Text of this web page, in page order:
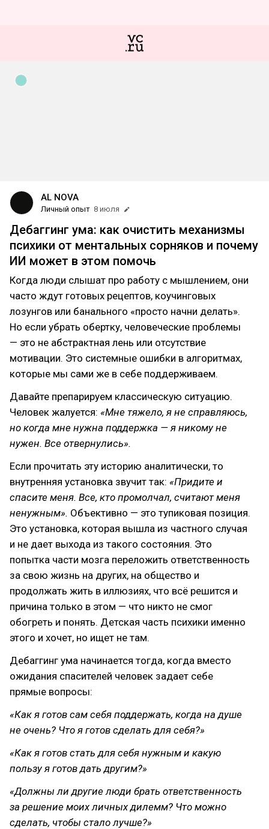
AL NOVA
Личный опыт 8 июля
Дебаггинг ума: как очистить механизмы
психики от ментальных сорняков и почему
ИИ может в этом помочь
Когда люди слышат про работу с мышлением, они
часто ждут готовых рецептов, коучинговых
лозунгов или банального «просто начни делать».
Но если убрать обертку, человеческие проблемы
— это не абстрактная лень или отсутствие
мотивации. Это системные ошибки в алгоритмах,
которые мы сами же в себе поддерживаем.
Давайте препарируем классическую ситуацию.
Человек жалуется: «Мне тяжело, я не справляюсь,
но когда мне нужна поддержка — я никому не
нужен. Все отвернулись».
Если прочитать эту историю аналитически, то
внутренняя установка звучит так: «Придите и
спасите меня. Все, кто промолчал, считают меня
ненужным». Объективно — это тупиковая позиция.
Это установка, которая вышла из частного случая
и не дает выхода из такого состояния. Это
попытка части мозга переложить ответственность
за свою жизнь на других, на общество и
продолжать жить в иллюзиях, что всё решится и
причина только в этом — что никто не смог
обогреть и понять. Детская часть психики именно
этого и хочет, но ищет не там.
Дебаггинг ума начинается тогда, когда вместо
ожидания спасителей человек задает себе
прямые вопросы:
«Как я готов сам себя поддержать, когда на душе
не очень? Что я готов сделать для себя?»
«Как я готов стать для себя нужным и какую
пользу я готов дать другим?»
«Должны ли другие люди брать ответственность
за решение моих личных дилемм? Что можно
сделать, чтобы стало лучше?»